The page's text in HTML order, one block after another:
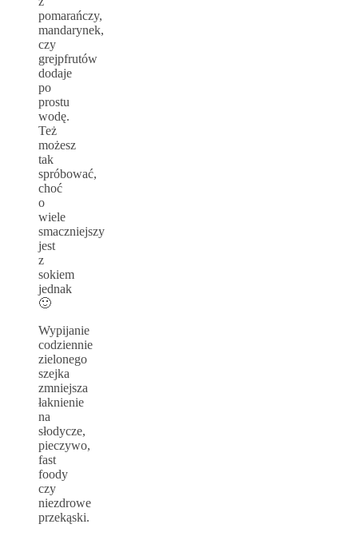
pomarańczy,
mandarynek,
czy
grejpfrutów
dodaje
po
prostu
wodę.
Też
możesz
tak
spróbować,
choć
o
wiele
smaczniejszy
jest
z
sokiem
jednak
🙂
Wypijanie
codziennie
zielonego
szejka
zmniejsza
łaknienie
na
słodycze,
pieczywo,
fast
foody
czy
niezdrowe
przekąski.